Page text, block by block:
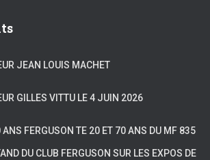
JEAN LOUIS MACHET
GILLES VITTU LE 4 JUIN 2026
FERGUSON TE 20 ET 70 ANS DU MF 835
DU CLUB FERGUSON SUR LES EXPOS DE